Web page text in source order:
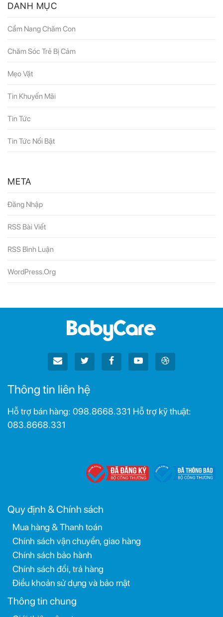
DANH MỤC
Cẩm Nang Chăm Con
Chăm Sóc Trẻ Bị Cảm
Mẹo Vặt
Tin Khuyến Mãi
Tin Tức
Tin Tức Nổi Bật
META
Đăng Nhập
RSS Bài Viết
RSS Bình Luận
WordPress.org
Thông tin liên hệ
Hỗ trợ bán hàng: 098.8668.331 Hỗ trợ kỹ thuật:
083.8668.331
Quy định & Chính sách
Mua hàng & Thanh toán
Chính sách vận chuyển, giao hàng
Chính sách bảo hành
Chính sách đổi, trả hàng
Điều khoản sử dụng và bảo mật
Thông tin chung